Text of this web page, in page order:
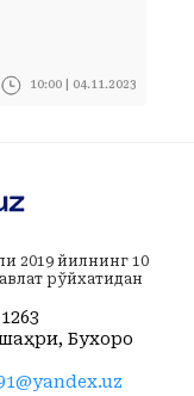
10:00 | 04.11.2023
2019 йилнинг 10
рўйхатидан
1263
Бухоро